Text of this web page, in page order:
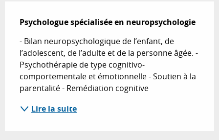
Psychologue spécialisée en neuropsychologie
- Bilan neuropsychologique de l’enfant, de
l’adolescent, de l’adulte et de la personne âgée. -
Psychothérapie de type cognitivo-
comportementale et émotionnelle - Soutien à la
parentalité - Remédiation cognitive
Lire la suite